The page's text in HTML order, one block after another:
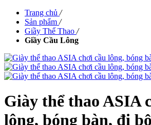
Trang chủ /
Sản phẩm /
Giầy Thể Thao /
Giầy Cầu Lông
Giày thể thao ASIA
lông, bóng bàn, đi bộ